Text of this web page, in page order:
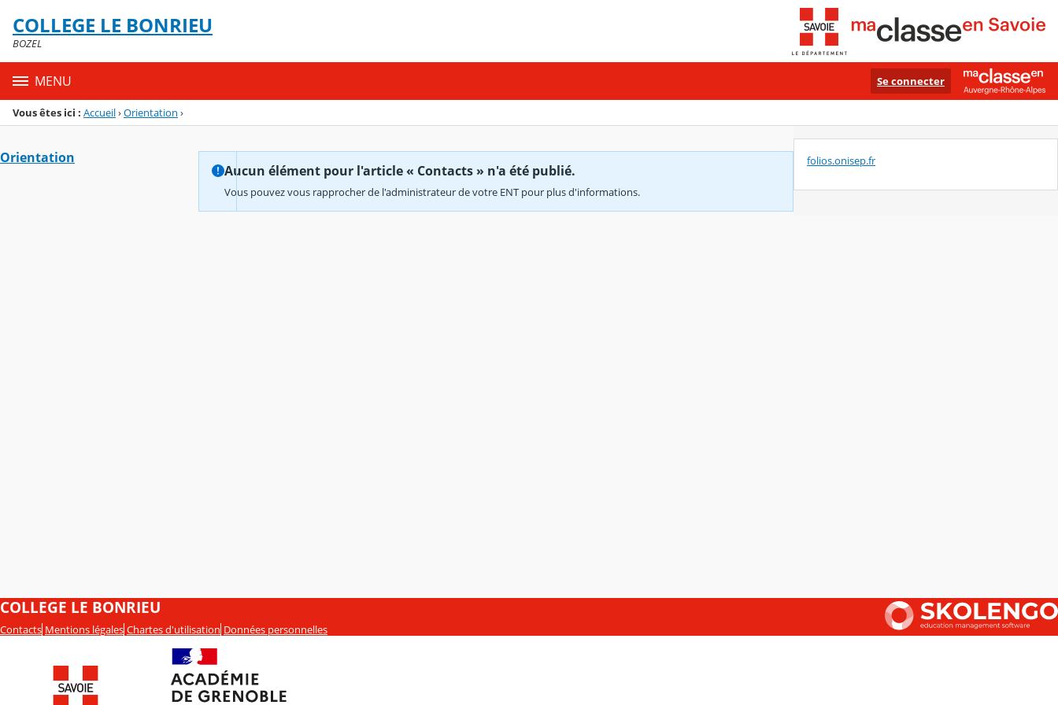
Menu de la rubrique
Contenu
COLLEGE LE BONRIEU
BOZEL
MENU Se connecter
Vous êtes ici : Accueil›Orientation ›
Orientation
Aucun élément pour l'article « Contacts » n'a été publié.
Vous pouvez vous rapprocher de l'administrateur de votre ENT pour plus d'informations.
folios.onisep.fr
COLLEGE LE BONRIEU
Contacts Mentions légales Chartes d'utilisation Données personnelles